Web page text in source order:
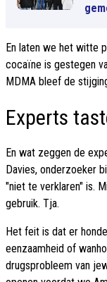
En laten we het witte
cocaïne is gestegen
MDMA bleef de
Experts
En wat zeggen de
Davies, onderzoeker
"niet te verklaren" is.
gebruik. Tja.
Het feit is dat er
eenzaamheid of
drugsprobleem van